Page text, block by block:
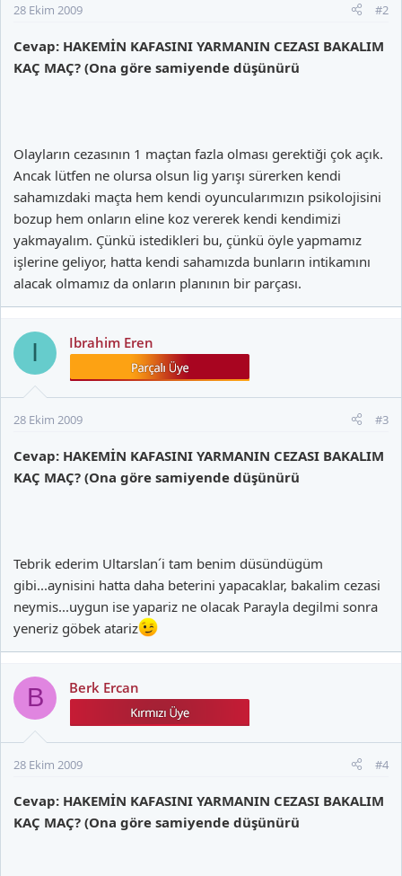
28 Ekim 2009 #2
Cevap: HAKEMİN KAFASINI YARMANIN CEZASI BAKALIM
KAÇ MAÇ? (Ona göre samiyende düşünürü
Olayların cezasının 1 maçtan fazla olması gerektiği çok açık.
Ancak lütfen ne olursa olsun lig yarışı sürerken kendi
sahamızdaki maçta hem kendi oyuncularımızın psikolojisini
bozup hem onların eline koz vererek kendi kendimizi
yakmayalım. Çünkü istedikleri bu, çünkü öyle yapmamız
işlerine geliyor, hatta kendi sahamızda bunların intikamını
alacak olmamız da onların planının bir parçası.
I Ibrahim Eren
28 Ekim 2009 #3
Cevap: HAKEMİN KAFASINI YARMANIN CEZASI BAKALIM
KAÇ MAÇ? (Ona göre samiyende düşünürü
Tebrik ederim Ultarslan´i tam benim düsündügüm
gibi...aynisini hatta daha beterini yapacaklar, bakalim cezasi
neymis...uygun ise yapariz ne olacak Parayla degilmi sonra
yeneriz göbek atariz
B Berk Ercan
28 Ekim 2009 #4
Cevap: HAKEMİN KAFASINI YARMANIN CEZASI BAKALIM
KAÇ MAÇ? (Ona göre samiyende düşünürü